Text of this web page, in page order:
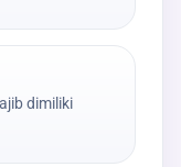
dimiliki